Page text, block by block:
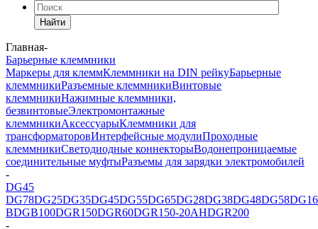
Найти
Главная-
Барьерные клеммники
Маркеры для клеммКлеммники на DIN рейкуБарьерные
клеммникиРазъемные клеммникиВинтовые
клеммникиНажимные клеммники,
безвинтовыеЭлектромонтажные
клеммникиАксессуарыКлеммники для
трансформаторовИнтерфейсные модулиПроходные
клеммникиСветодиодные коннекторыВодонепроницаемые
соединительные муфтыРазъемы для зарядки электромобилей
-
DG45
DG78DG25DG35DG45DG55DG65DG28DG38DG48DG58DG16
BDGB100DGR150DGR60DGR150-20AHDGR200
-